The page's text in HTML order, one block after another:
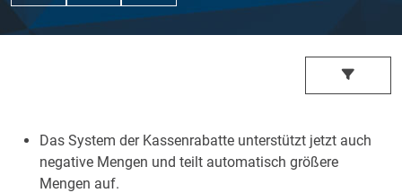
Das System der Kassenrabatte unterstützt jetzt auch
negative Mengen und teilt automatisch größere
Mengen auf.